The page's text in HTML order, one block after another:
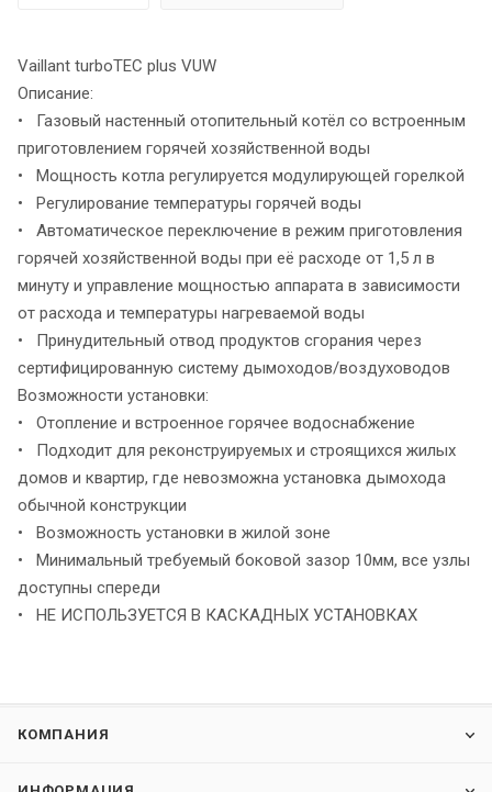
Vaillant turboTEC plus VUW
Описание:
• Газовый настенный отопительный котёл со встроенным
приготовлением горячей хозяйственной воды
• Мощность котла регулируется модулирующей горелкой
• Регулирование температуры горячей воды
• Автоматическое переключение в режим приготовления
горячей хозяйственной воды при её расходе от 1,5 л в
минуту и управление мощностью аппарата в зависимости
от расхода и температуры нагреваемой воды
• Принудительный отвод продуктов сгорания через
сертифицированную систему дымоходов/воздуховодов
Возможности установки:
• Отопление и встроенное горячее водоснабжение
• Подходит для реконструируемых и строящихся жилых
домов и квартир, где невозможна установка дымохода
обычной конструкции
• Возможность установки в жилой зоне
• Минимальный требуемый боковой зазор 10мм, все узлы
доступны спереди
• НЕ ИСПОЛЬЗУЕТСЯ В КАСКАДНЫХ УСТАНОВКАХ
КОМПАНИЯ